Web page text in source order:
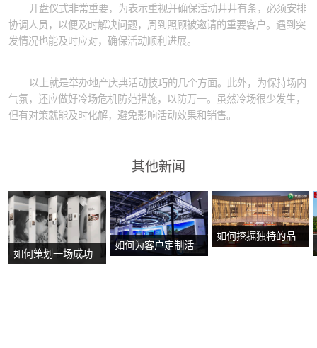
开盘仪式非常重要，为表示重视并确保活动井井有条，必须安排
协调人员，以便及时解决问题，周到照顾被邀请的重要客户。遇到突
发情况也能及时应对，确保活动顺利进展。
以上就是举办地产庆典活动技巧的几个方面。此外，为保持场内
气氛，还应做好冷场危机防范措施，以防万一。虽然冷场很少发生，
但有对策就能及时化解，避免影响活动效果和销售。
其他新闻
如何策划一场成功
如何为客户定制活
如何挖掘独特的品